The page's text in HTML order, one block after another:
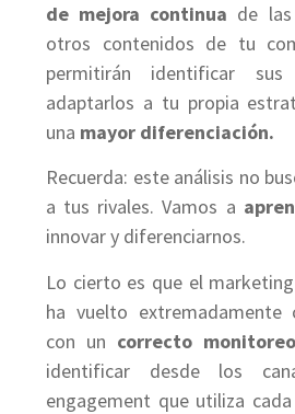
de mejora continua de
otros contenidos de tu
permitirán identificar
adaptarlos a tu propia
una mayor diferenciación.
Recuerda: este análisis no
a tus rivales. Vamos a
innovar y diferenciarnos.
Lo cierto es que el
ha vuelto extremadamente
con un correcto monitoreo
identificar desde los
engagement que utiliza